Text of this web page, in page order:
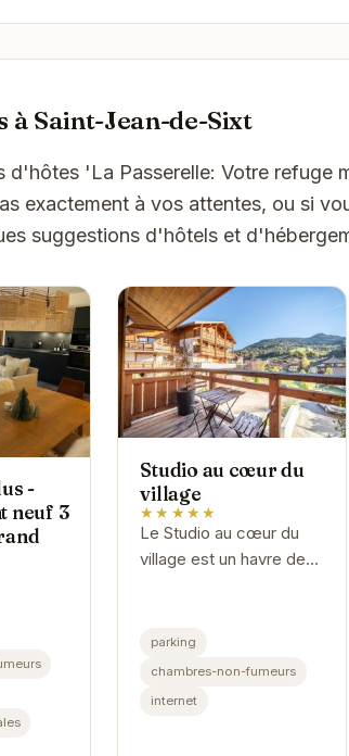
à Saint-Jean-de-Sixt
d'hôtes 'La Passerelle: Votre refuge
exactement à vos attentes, ou si
suggestions d'hôtels et
-
neuf 3
Studio au cœur du
village
★★★★★
Le Studio au cœur du
village est un havre de
privilégié permet un
accès facile aux
parking
chambres-non-fumeurs
internet